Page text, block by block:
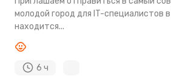
молодой город для IT-специалистов
находится...
6 ч